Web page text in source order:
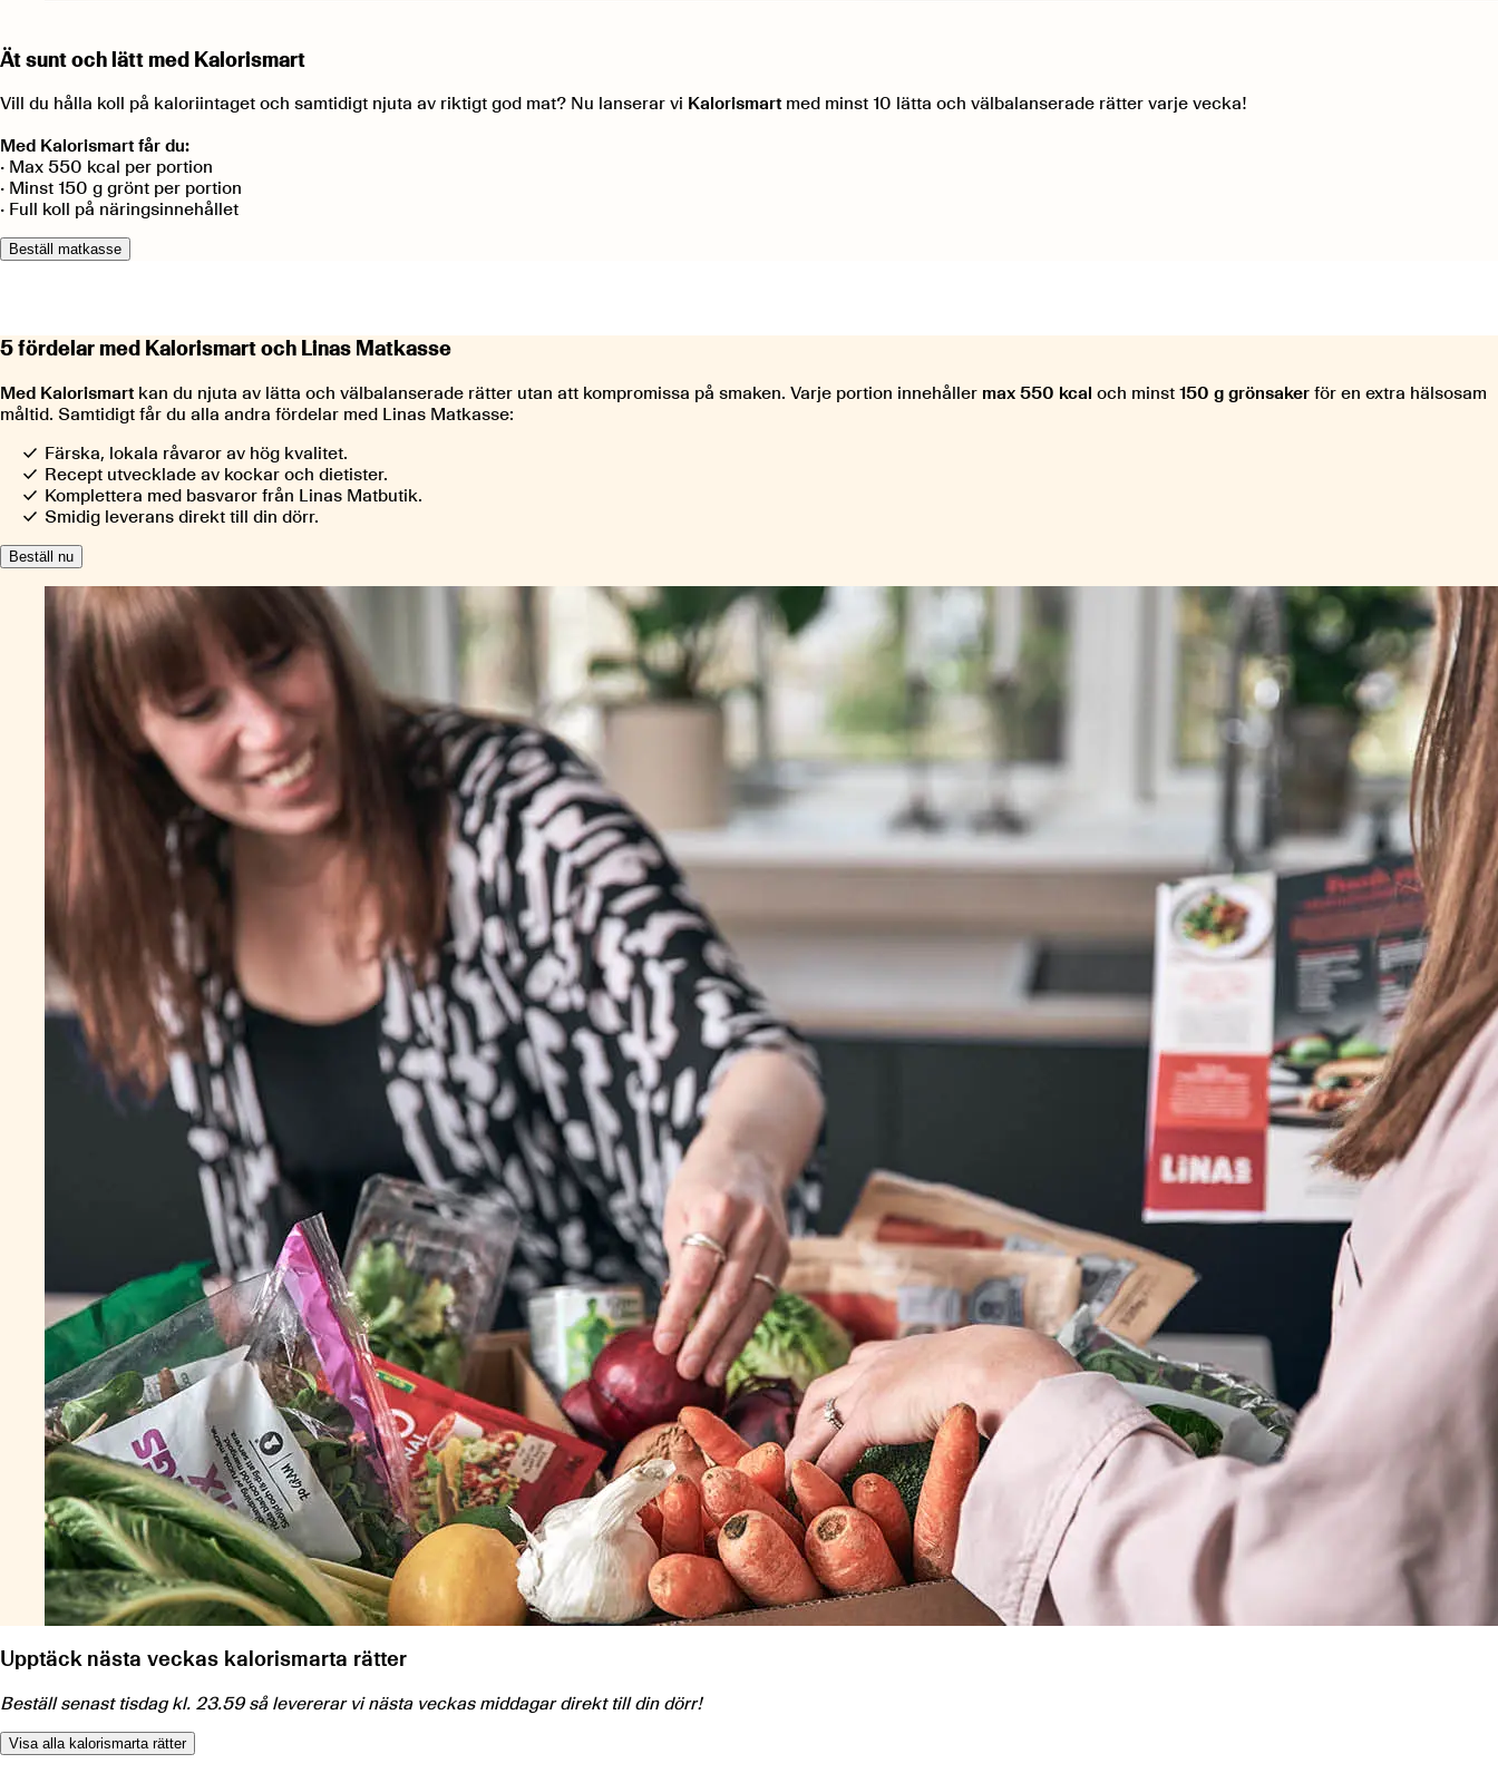
Ät sunt och lätt med Kalorismart
Vill du hålla koll på kaloriintaget och samtidigt njuta av riktigt god mat? Nu lanserar vi Kalorismart med minst 10 lätta och välbalanserade rätter varje vecka!
Med Kalorismart får du:
• Max 550 kcal per portion
• Minst 150 g grönt per portion
• Full koll på näringsinnehållet
Beställ matkasse
5 fördelar med Kalorismart och Linas Matkasse
Med Kalorismart kan du njuta av lätta och välbalanserade rätter utan att kompromissa på smaken. Varje portion innehåller max 550 kcal och minst 150 g grönsaker för en extra hälsosam
måltid. Samtidigt får du alla andra fördelar med Linas Matkasse:
Färska, lokala råvaror av hög kvalitet.
Recept utvecklade av kockar och dietister.
Komplettera med basvaror från Linas Matbutik.
Smidig leverans direkt till din dörr.
Beställ nu
Upptäck nästa veckas kalorismarta rätter
Beställ senast tisdag kl. 23.59 så levererar vi nästa veckas middagar direkt till din dörr!
Visa alla kalorismarta rätter